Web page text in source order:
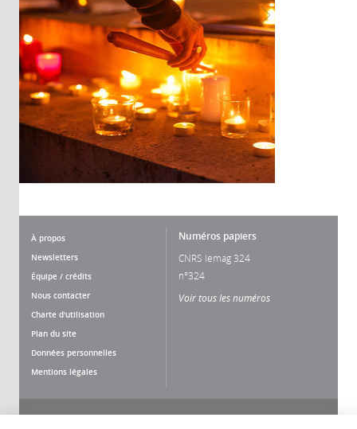
À propos
Newsletters
Équipe / crédits
Nous contacter
Charte d'utilisation
Plan du site
Données personnelles
Mentions légales
Numéros papiers
CNRS lemag 324
n°324
Voir tous les numéros